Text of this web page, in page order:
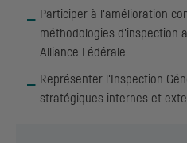
Participer à l'amélioration
méthodologies d'inspection
Alliance Fédérale
Représenter l'Inspection
stratégiques internes et